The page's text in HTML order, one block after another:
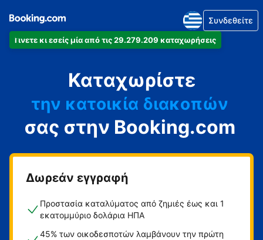
Γίνετε κι εσείς μία από τις 29.279.209 καταχωρήσεις
Συνδεθείτε
Καταχωρίστε
το ξενοδοχείο
την κατοικία διακοπών
τον ξενώνα
τη βίλα
σας στην Booking.com
Δωρεάν εγγραφή
Προστασία καταλύματος από ζημιές έως και 1
εκατομμύριο δολάρια ΗΠΑ
45% των οικοδεσποτών λαμβάνουν την πρώτη